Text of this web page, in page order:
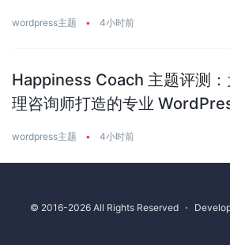
wordpress主题 • 4小时前
Happiness Coach 主题评测：
理咨询师打造的专业
wordpress主题 • 4小时前
© 2016-2026 All Rights Reserved ⋅